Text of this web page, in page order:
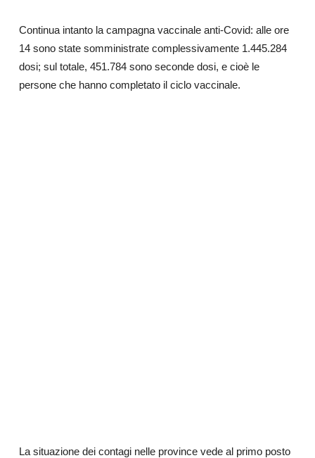
Continua intanto la campagna vaccinale anti-Covid: alle ore
14 sono state somministrate complessivamente 1.445.284
dosi; sul totale, 451.784 sono seconde dosi, e cioè le
persone che hanno completato il ciclo vaccinale.
La situazione dei contagi nelle province vede al primo posto